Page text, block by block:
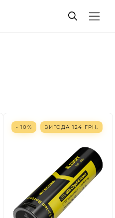
- 10% ВИГОДА 124 ГРН.